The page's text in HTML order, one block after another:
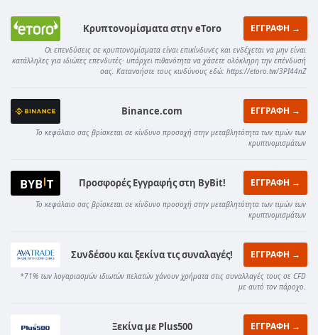
Κρυπτονομίσματα στην eToro ΕΓΓΡΑΦΗ →
Οι επενδύσεις σε κρυπτονομίσματα είναι επικίνδυνες και ενδέχεται να μην είναι
κατάλληλες για ιδιώτες επενδυτές· υπάρχει πιθανότητα να χάσετε ολόκληρη την επένδυσή
σας. Κατανοήστε τους κινδύνους εδώ: https://etoro.tw/3PI44nZ
Binance.com ΕΓΓΡΑΦΗ →
Το κεφάλαιο σας βρίσκεται σε κίνδυνο προσοχή στην μεταβλητότητα των τιμών των
κρυπτνομισμάτων
Προσφορές Εγγραφής στη ByBit! ΕΓΓΡΑΦΗ →
Το κεφάλαιο σας βρίσκεται σε κίνδυνο προσοχή στην μεταβλητότητα των τιμών των
κρυπτνομισμάτων
Συνδέσου και ξεκίνα τις συναλαγές! ΕΓΓΡΑΦΗ →
*71% των λογαριασμών ιδιωτών πελατών χάνουν χρήματα στις συναλλαγές τους σε CFD
με αυτό τον πάροχο.
Ξεκίνα με Plus500 ΕΓΓΡΑΦΗ →